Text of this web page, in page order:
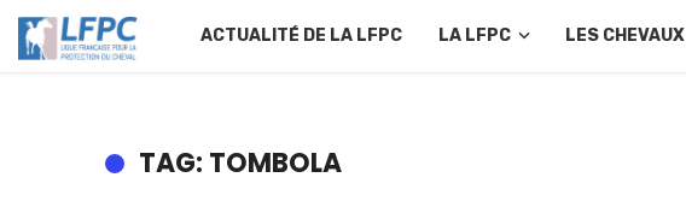
ACTUALITÉ DE LA LFPC LA LFPC LES CHEVAUX
TAG: TOMBOLA